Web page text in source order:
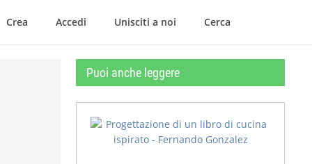
Crea Accedi Unisciti a noi Cerca
Puoi anche leggere